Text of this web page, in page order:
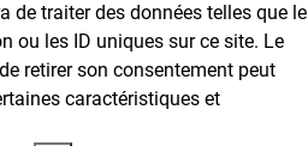
de traiter des données telles que le
ou les ID uniques sur ce site. Le
retirer son consentement peut
caractéristiques et